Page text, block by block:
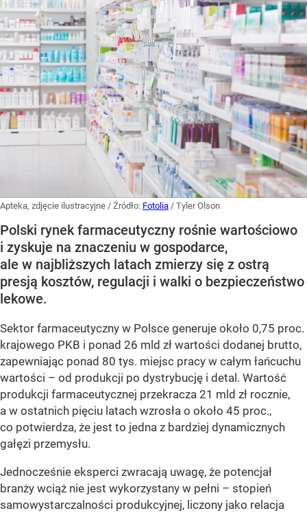
Apteka, zdjęcie ilustracyjne / Źródło: Fotolia / Tyler Olson
Polski rynek farmaceutyczny rośnie wartościowo
i zyskuje na znaczeniu w gospodarce,
ale w najbliższych latach zmierzy się z ostrą
presją kosztów, regulacji i walki o bezpieczeństwo
lekowe.
Sektor farmaceutyczny w Polsce generuje około 0,75 proc.
krajowego PKB i ponad 26 mld zł wartości dodanej brutto,
zapewniając ponad 80 tys. miejsc pracy w całym łańcuchu
wartości – od produkcji po dystrybucję i detal. Wartość
produkcji farmaceutycznej przekracza 21 mld zł rocznie,
a w ostatnich pięciu latach wzrosła o około 45 proc.,
co potwierdza, że jest to jedna z bardziej dynamicznych
gałęzi przemysłu.
Jednocześnie eksperci zwracają uwagę, że potencjał
branży wciąż nie jest wykorzystany w pełni – stopień
samowystarczalności produkcyjnej, liczony jako relacja